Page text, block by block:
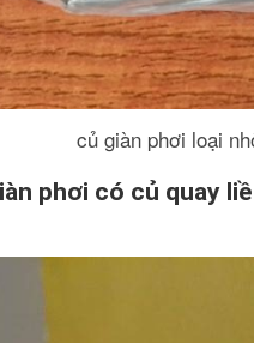
củ giàn phơi loại
phơi có củ quay